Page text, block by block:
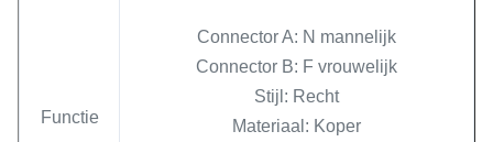
Functie
Connector A: N mannelijk
Connector B: F vrouwelijk
Stijl: Recht
Materiaal: Koper